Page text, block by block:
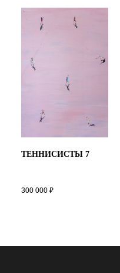
ТЕННИСИСТЫ 7
300 000 ₽